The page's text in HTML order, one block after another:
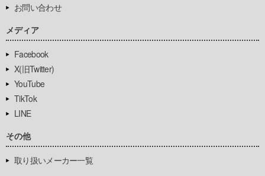
お問い合わせ
メディア
Facebook
X(旧Twitter)
YouTube
TikTok
LINE
その他
取り扱いメーカー一覧